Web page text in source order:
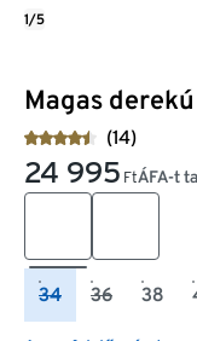
Magas
(14)
24 995 FtÁFA-t
34 36 38
1/5